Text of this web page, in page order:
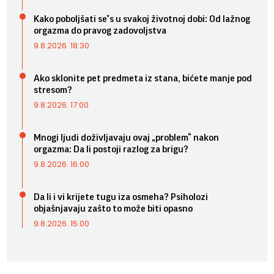
Kako poboljšati se*s u svakoj životnoj dobi: Od lažnog
orgazma do pravog zadovoljstva
9.8.2026. 18:30
Ako sklonite pet predmeta iz stana, bićete manje pod
stresom?
9.8.2026. 17:00
Mnogi ljudi doživljavaju ovaj „problem“ nakon
orgazma: Da li postoji razlog za brigu?
9.8.2026. 16:00
Da li i vi krijete tugu iza osmeha? Psiholozi
objašnjavaju zašto to može biti opasno
9.8.2026. 15:00